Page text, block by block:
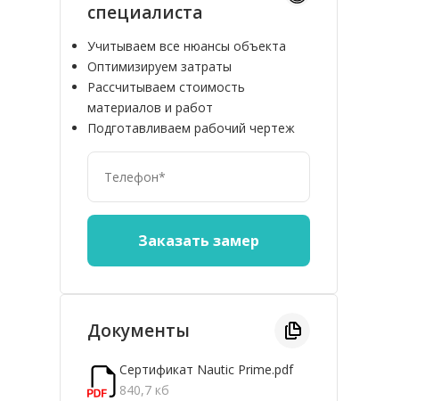
специалиста
Учитываем все нюансы объекта
Оптимизируем затраты
Рассчитываем стоимость
материалов и работ
Подготавливаем рабочий чертеж
Документы
Сертификат Nautic Prime.pdf
840,7 кб